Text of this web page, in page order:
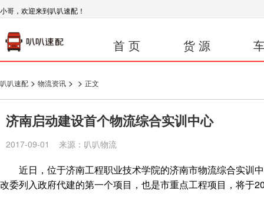
小哥，欢迎来到叭叭速配！
首 页 货 源
叭叭速配 > 物流资讯 > > 正文
济南启动建设首个物流综合实训中心
2017-09-01 来源：叭叭物流
近日，位于济南工程职业技术学院的济南市物流综合实训
改委列入政府代建的第一个项目，也是市重点工程项目，将于